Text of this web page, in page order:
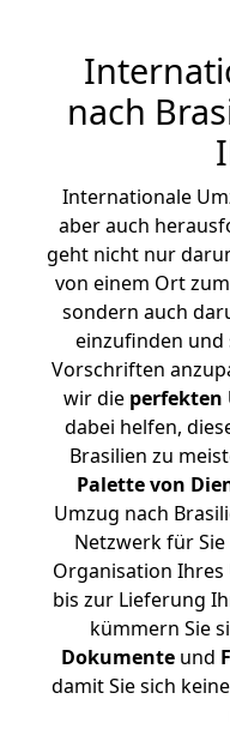
nach
Internationale
aber auch
geht nicht nur
von einem Ort
sondern auch
einzufinden und
Vorschriften
wir die perfekten
dabei helfen,
Brasilien zu
Palette von
Umzug nach
Netzwerk für
Organisation Ihres
bis zur Lieferung
kümmern Sie
Dokumente und
damit Sie sich